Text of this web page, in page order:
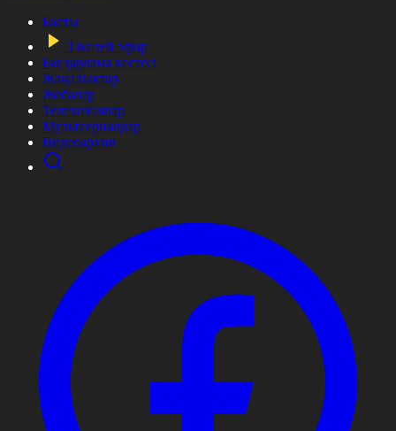
Басты
Тікелей эфир
Бағдарлама кестесі
Жаңалықтар
Жобалар
Телехикаялар
Мультсериалдар
Видеоархив